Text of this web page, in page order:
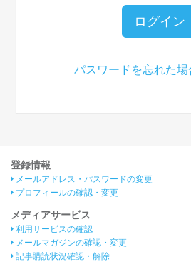
ログイン
パスワードを忘れた場
登録情報
メールアドレス・パスワードの変更
プロフィールの確認・変更
メディアサービス
利用サービスの確認
メールマガジンの確認・変更
記事購読状況確認・解除